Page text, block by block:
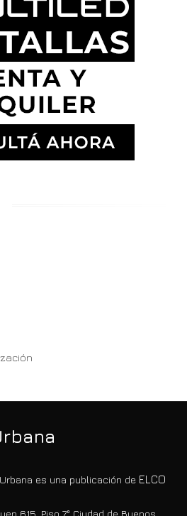
es una publicación de ELCO
615, Piso 7° Ciudad de Buenos